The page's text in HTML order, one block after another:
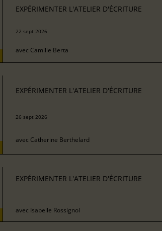
EXPÉRIMENTER L'ATELIER D'ÉCRITURE
22 sept 2026
avec Camille Berta
EXPÉRIMENTER L'ATELIER D'ÉCRITURE
26 sept 2026
avec Catherine Berthelard
EXPÉRIMENTER L'ATELIER D'ÉCRITURE
avec Isabelle Rossignol